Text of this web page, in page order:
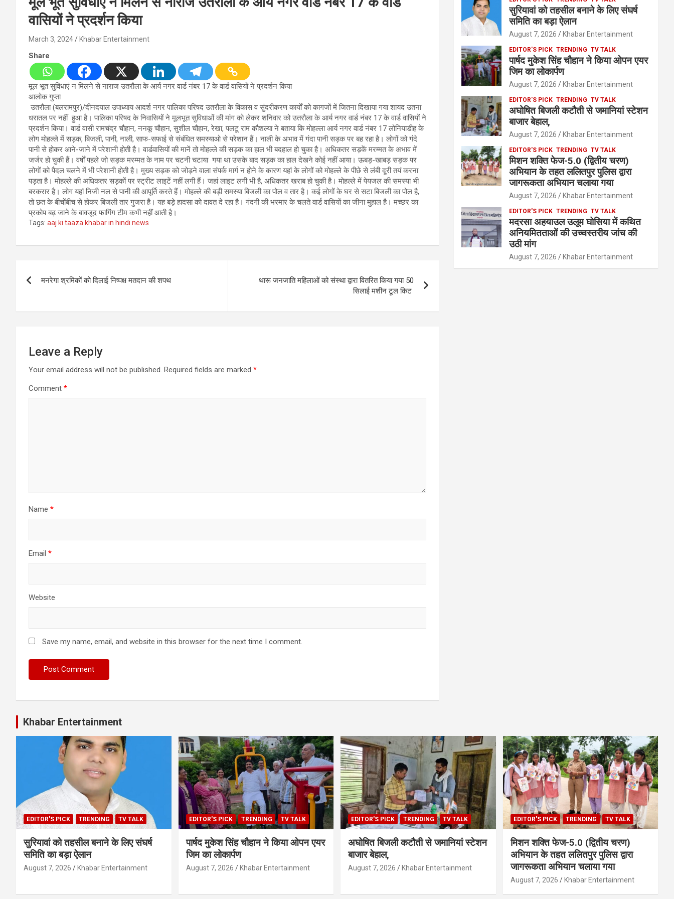
वासियों ने प्रदर्शन किया
March 3, 2024 Khabar Entertainment
Share
मूल भूत सुविधाएं न मिलने से नाराज उतरौला के आर्य नगर वार्ड नंबर 17 के वार्ड वासियों ने प्रदर्शन किया
आलोक गुप्ता
उतरौला (बलरामपुर)/दीनदयाल उपाध्याय आदर्श नगर पालिका परिषद उतरौला के विकास व सुंदरीकरण कार्यों को कागजों में जितना दिखाया गया शायद उतना
धरातल पर नहीं हुआ है। पालिका परिषद के निवासियों ने मूलभूत सुविधाओं की मांग को लेकर शनिवार को उतरौला के आर्य नगर वार्ड नंबर 17 के वार्ड वासियों ने
प्रदर्शन किया। वार्ड वासी रामचंद्र चौहान, ननकू चौहान, सुशील चौहान, रेखा, पलटू राम कौशल्या ने बताया कि मोहल्ला आर्य नगर वार्ड नंबर 17 लोनियाडीह के
लोग मोहल्ले में सड़क, बिजली, पानी, नाली, साफ-सफाई से संबंधित समस्याओ से परेशान हैं। नाली के अभाव में गंदा पानी सड़क पर बह रहा है। लोगों को गंदे
पानी से होकर आने-जाने में परेशानी होती है। वार्डवासियों की मानें तो मोहल्ले की सड़क का हाल भी बदहाल हो चुका है। अधिकतर सड़कें मरम्मत के अभाव में
जर्जर हो चुकी हैं। वर्षों पहले जो सड़क मरम्मत के नाम पर चटनी चटाया गया था उसके बाद सड़क का हाल देखने कोई नहीं आया। ऊबड़-खाबड़ सड़क पर
लोगों को पैदल चलने में भी परेशानी होती है। मुख्य सड़क को जोड़ने वाला संपर्क मार्ग न होने के कारण यहां के लोगों को मोहल्ले के पीछे से लंबी दूरी तयं करना
पड़ता है। मोहल्ले की अधिकतर सड़कों पर स्ट्रीट लाइटें नहीं लगी हैं। जहां लाइट लगी भी है, अधिकतर खराब हो चुकी है। मोहल्ले में पेयजल की समस्या भी
बरकरार है। लोग यहां निजी नल से पानी की आपूर्ति करते हैं। मोहल्ले की बड़ी समस्या बिजली का पोल व तार है। कई लोगों के घर से सटा बिजली का पोल है,
तो छत के बीचोंबीच से होकर बिजली तार गुजरा है। यह बड़े हादसा को दावत दे रहा है। गंदगी की भरमार के चलते वार्ड वासियों का जीना मुहाल है। मच्छर का
प्रकोप बढ़ जाने के बावजूद फागिंग टीम कभी नहीं आती है।
Tags: aaj ki taaza khabar in hindi news
navigation
मनरेगा श्रमिकों को दिलाई निष्पक्ष मतदान की शपथ
थारू जनजाति महिलाओं को संस्था द्वारा वितरित किया गया 50
सिलाई मशीन टूल किट
Leave a Reply
Your email address will not be published. Required fields are marked *
Comment *
Name *
Email *
Website
Save my name, email, and website in this browser for the next time I comment.
सुरियावां को तहसील बनाने के लिए संघर्ष
समिति का बड़ा ऐलान
August 7, 2026 Khabar Entertainment
EDITOR'S PICK TRENDING TV TALK
पार्षद मुकेश सिंह चौहान ने किया ओपन एयर
जिम का लोकार्पण
August 7, 2026 Khabar Entertainment
EDITOR'S PICK TRENDING TV TALK
अघोषित बिजली कटौती से जमानियां स्टेशन
बाजार बेहाल,
August 7, 2026 Khabar Entertainment
EDITOR'S PICK TRENDING TV TALK
मिशन शक्ति फेज-5.0 (द्वितीय चरण)
अभियान के तहत ललितपुर पुलिस द्वारा
जागरूकता अभियान चलाया गया
August 7, 2026 Khabar Entertainment
EDITOR'S PICK TRENDING TV TALK
मदरसा अहयाउल उलूम घोसिया में कथित
अनियमितताओं की उच्चस्तरीय जांच की
उठी मांग
August 7, 2026 Khabar Entertainment
Khabar Entertainment
EDITOR'S PICK TRENDING TV TALK
सुरियावां को तहसील बनाने के लिए संघर्ष
समिति का बड़ा ऐलान
August 7, 2026 Khabar Entertainment
EDITOR'S PICK TRENDING TV TALK
पार्षद मुकेश सिंह चौहान ने किया ओपन एयर
जिम का लोकार्पण
August 7, 2026 Khabar Entertainment
EDITOR'S PICK TRENDING TV TALK
अघोषित बिजली कटौती से जमानियां स्टेशन
बाजार बेहाल,
August 7, 2026 Khabar Entertainment
EDITOR'S PICK TRENDING TV TALK
मिशन शक्ति फेज-5.0 (द्वितीय चरण)
अभियान के तहत ललितपुर पुलिस द्वारा
जागरूकता अभियान चलाया गया
August 7, 2026 Khabar Entertainment